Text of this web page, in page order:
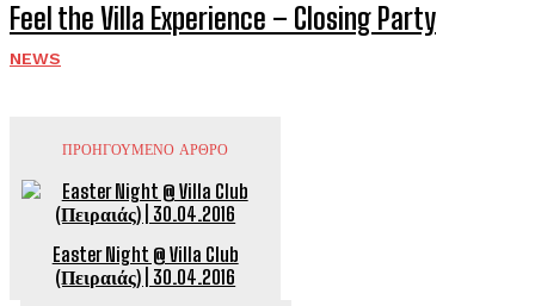
Feel the Villa Experience – Closing Party
NEWS
ΠΡΟΗΓΟΥΜΕΝΟ ΑΡΘΡΟ
Easter Night @ Villa Club
(Πειραιάς) | 30.04.2016